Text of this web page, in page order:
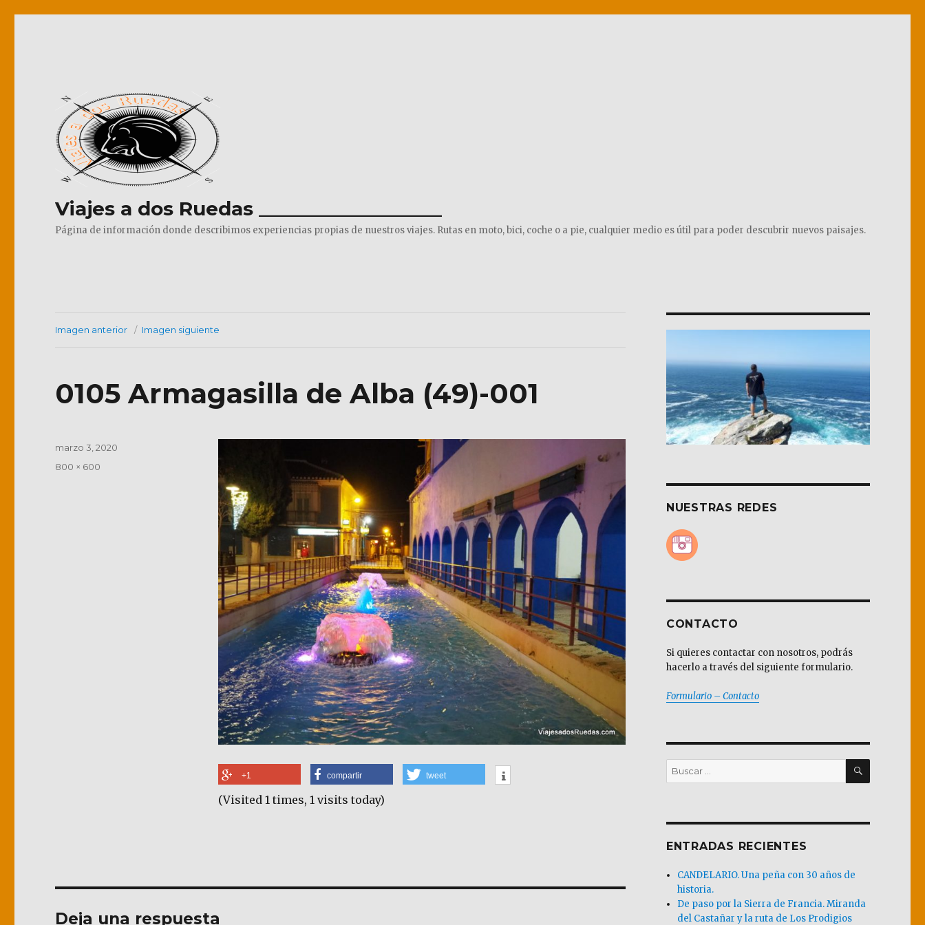
Viajes a dos Ruedas ___________________
Página de información donde describimos experiencias propias de nuestros viajes. Rutas en moto, bici, coche o a pie, cualquier medio es útil para poder descubrir nuevos paisajes.
Imagen anterior Imagen siguiente
0105 Armagasilla de Alba (49)-001
+1 compartir tweet
(Visited 1 times, 1 visits today)
Publicado
marzo 3, 2020
Tamaño
800 × 600
Deja una respuesta
NUESTRAS REDES
CONTACTO
Si quieres contactar con nosotros, podrás
hacerlo a través del siguiente formulario.
Formulario – Contacto
Buscar
por:
BUSCAR
ENTRADAS RECIENTES
CANDELARIO. Una peña con 30 años de
historia.
De paso por la Sierra de Francia. Miranda
del Castañar y la ruta de Los Prodigios